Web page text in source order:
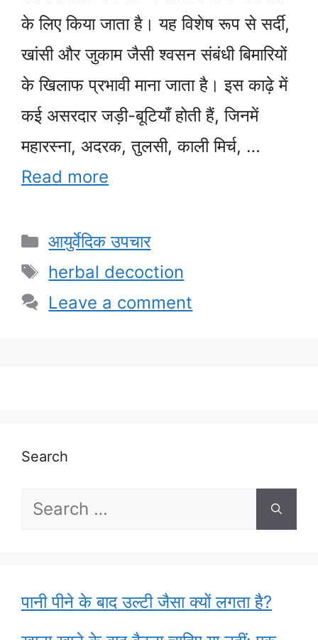
के लिए किया जाता है। यह विशेष रूप से सर्दी,
खांसी और जुकाम जैसी श्वसन संबंधी बिमारियों
के खिलाफ प्रभावी माना जाता है। इस काढ़े में
कई असरदार जड़ी-बूटियाँ होती हैं, जिनमें
महारस्ना, अदरक, तुलसी, काली मिर्च, …
Read more
Categories
आयुर्वेदिक उपचार
Tags
herbal decoction
Leave a comment
Search
Search
पानी पीने के बाद उल्टी जैसा क्यों लगता है?